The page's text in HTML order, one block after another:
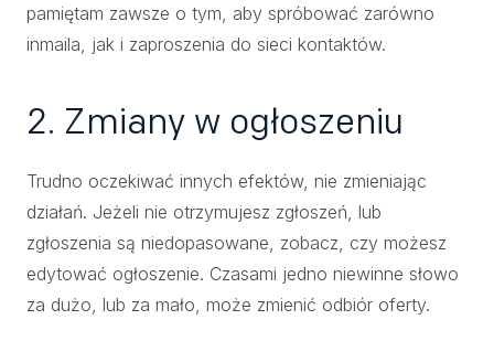
pamiętam zawsze o tym, aby spróbować zarówno
inmaila, jak i zaproszenia do sieci kontaktów.
2. Zmiany w ogłoszeniu
Trudno oczekiwać innych efektów, nie zmieniając
działań. Jeżeli nie otrzymujesz zgłoszeń, lub
zgłoszenia są niedopasowane, zobacz, czy możesz
edytować ogłoszenie. Czasami jedno niewinne słowo
za dużo, lub za mało, może zmienić odbiór oferty.